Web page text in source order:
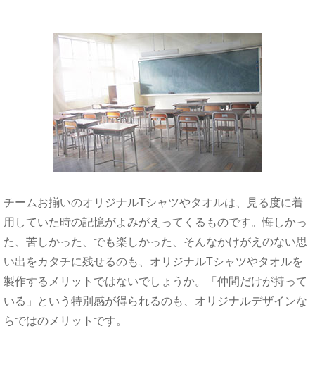
チームお揃いのオリジナルTシャツやタオルは、 見る度に着
用していた時の記憶がよみがえってくるものです。悔しかっ
た、 苦しかった、でも楽しかった、そんなかけがえのない思
い出を カタチに残せるのも、オリジナルTシャツやタオルを
製作する メリットではないでしょうか。
「仲間だけが持って
いる」
という特別感が得られるのも、 オリジナルデザインな
らではのメリットです。